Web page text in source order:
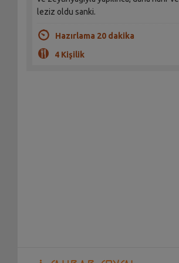
leziz oldu sanki.
Hazırlama 20 dakika
4 Kişilik